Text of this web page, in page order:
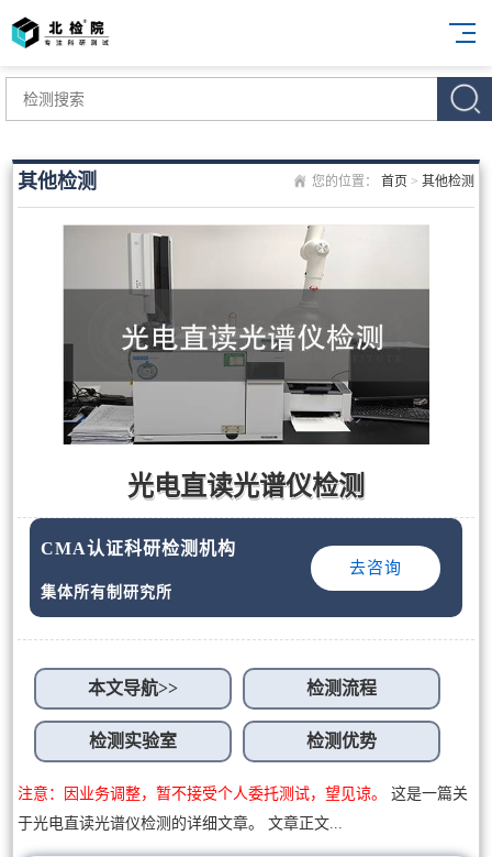
您的位置： 首页 > 其他检测
其他检测
光电直读光谱仪检测
CMA认证科研检测机构
集体所有制研究所
去咨询
本文导航>> 检测流程
检测实验室 检测优势
注意：因业务调整，暂不接受个人委托测试，望见谅。
这是一篇关
于光电直读光谱仪检测的详细文章。 文章正文...